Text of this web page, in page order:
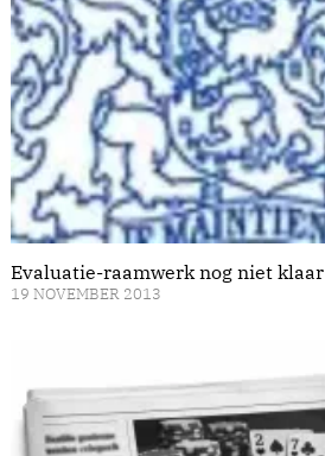
Evaluatie-raamwerk nog niet klaar
19 NOVEMBER 2013